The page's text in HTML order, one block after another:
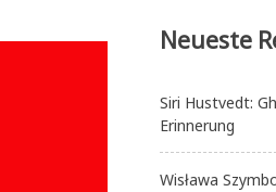
Neueste
Siri Hustvedt:
Erinnerung
Wisława